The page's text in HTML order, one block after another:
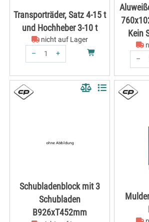
Transporträder, Satz 4-15 t
und Hochheber 3-10 t
nicht auf Lager
–
+
Kein
–
Schubladenblock mit 3
Schubladen
B926xT452mm